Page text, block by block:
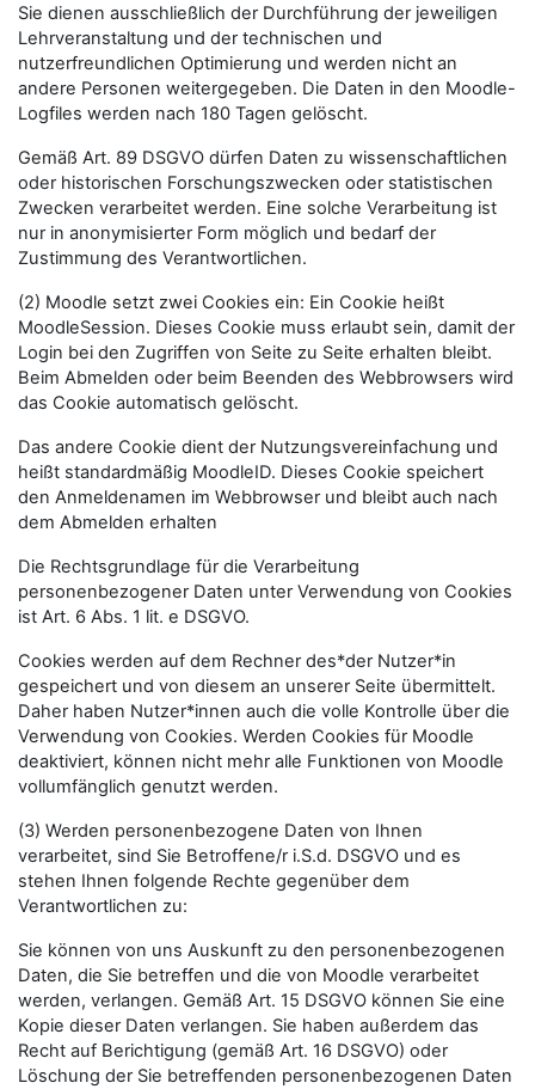
Sie dienen ausschließlich der Durchführung der jeweiligen
Lehrveranstaltung und der technischen und
nutzerfreundlichen Optimierung und werden nicht an
andere Personen weitergegeben. Die Daten in den Moodle-
Logfiles werden nach 180 Tagen gelöscht.
Gemäß Art. 89 DSGVO dürfen Daten zu wissenschaftlichen
oder historischen Forschungszwecken oder statistischen
Zwecken verarbeitet werden. Eine solche Verarbeitung ist
nur in anonymisierter Form möglich und bedarf der
Zustimmung des Verantwortlichen.
(2) Moodle setzt zwei Cookies ein: Ein Cookie heißt
MoodleSession. Dieses Cookie muss erlaubt sein, damit der
Login bei den Zugriffen von Seite zu Seite erhalten bleibt.
Beim Abmelden oder beim Beenden des Webbrowsers wird
das Cookie automatisch gelöscht.
Das andere Cookie dient der Nutzungsvereinfachung und
heißt standardmäßig MoodleID. Dieses Cookie speichert
den Anmeldenamen im Webbrowser und bleibt auch nach
dem Abmelden erhalten
Die Rechtsgrundlage für die Verarbeitung
personenbezogener Daten unter Verwendung von Cookies
ist Art. 6 Abs. 1 lit. e DSGVO.
Cookies werden auf dem Rechner des*der Nutzer*in
gespeichert und von diesem an unserer Seite übermittelt.
Daher haben Nutzer*innen auch die volle Kontrolle über die
Verwendung von Cookies. Werden Cookies für Moodle
deaktiviert, können nicht mehr alle Funktionen von Moodle
vollumfänglich genutzt werden.
(3) Werden personenbezogene Daten von Ihnen
verarbeitet, sind Sie Betroffene/r i.S.d. DSGVO und es
stehen Ihnen folgende Rechte gegenüber dem
Verantwortlichen zu:
Sie können von uns Auskunft zu den personenbezogenen
Daten, die Sie betreffen und die von Moodle verarbeitet
werden, verlangen. Gemäß Art. 15 DSGVO können Sie eine
Kopie dieser Daten verlangen. Sie haben außerdem das
Recht auf Berichtigung (gemäß Art. 16 DSGVO) oder
Löschung der Sie betreffenden personenbezogenen Daten